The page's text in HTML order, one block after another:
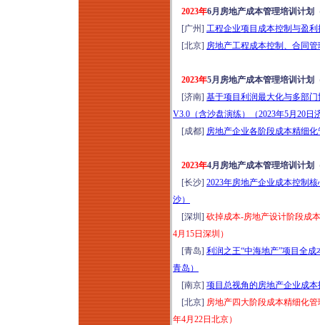
2023年6月房地产成本管理培训计划
[广州] 工程企业项目成本控制与盈
[北京] 房地产工程成本控制、合同
2023年5月房地产成本管理培训计划
[济南] 基于项目利润最大化与多部
V3.0（含沙盘演练）（2023年5月20日
[成都] 房地产企业各阶段成本精细
2023年4月房地产成本管理培训计划
[长沙] 2023年房地产企业成本控制
沙）
[深圳] 砍掉成本-房地产设计阶段成
4月15日深圳）
[青岛] 利润之王“中海地产”项目全
青岛）
[南京] 项目总视角的房地产企业成
[北京] 房地产四大阶段成本精细化
年4月22日北京）